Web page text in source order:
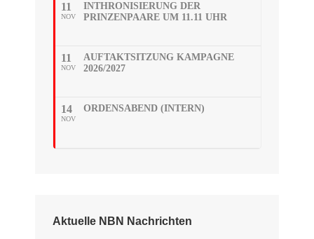
11
NOV
INTHRONISIERUNG DER
PRINZENPAARE UM 11.11 UHR
11
NOV
AUFTAKTSITZUNG KAMPAGNE
2026/2027
14
NOV
ORDENSABEND (INTERN)
Aktuelle NBN Nachrichten